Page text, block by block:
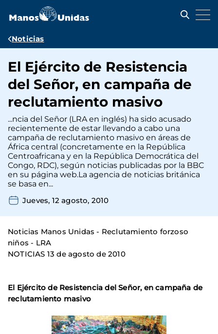
contenido
Ruta
navegación
Noticias
El Ejército de Resistencia
del Señor, en campaña de
reclutamiento masivo
...ncia del Señor (LRA en inglés) ha sido acusado
recientemente de estar llevando a cabo una
campaña de reclutamiento masivo en áreas de
África central (concretamente en la República
Centroafricana y en la República Democrática del
Congo, RDC), según noticias publicadas por la BBC
en su página web.La agencia de noticias británica
se basa en...
Jueves, 12 agosto, 2010
Noticias Manos Unidas - Reclutamiento forzoso
niños - LRA
NOTICIAS 13 de agosto de 2010
El Ejército de Resistencia del Señor, en campaña de
reclutamiento masivo